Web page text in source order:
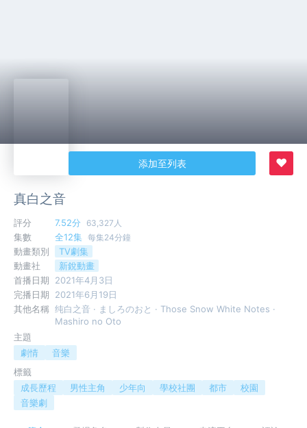
添加至列表 ♥
真白之音
評分 7.52分 63,327人
集數 全12集 每集24分鐘
動畫類別
TV劇集
動畫社
新銳動畫
首播日期
2021年4月3日
完播日期
2021年6月19日
其他名稱 纯白之音 · ましろのおと · Those Snow White Notes ·
Mashiro no Oto
主題
劇情
音樂
標籤
成長歷程
男性主角 少年向 學校社團 都市
校園
音樂劇